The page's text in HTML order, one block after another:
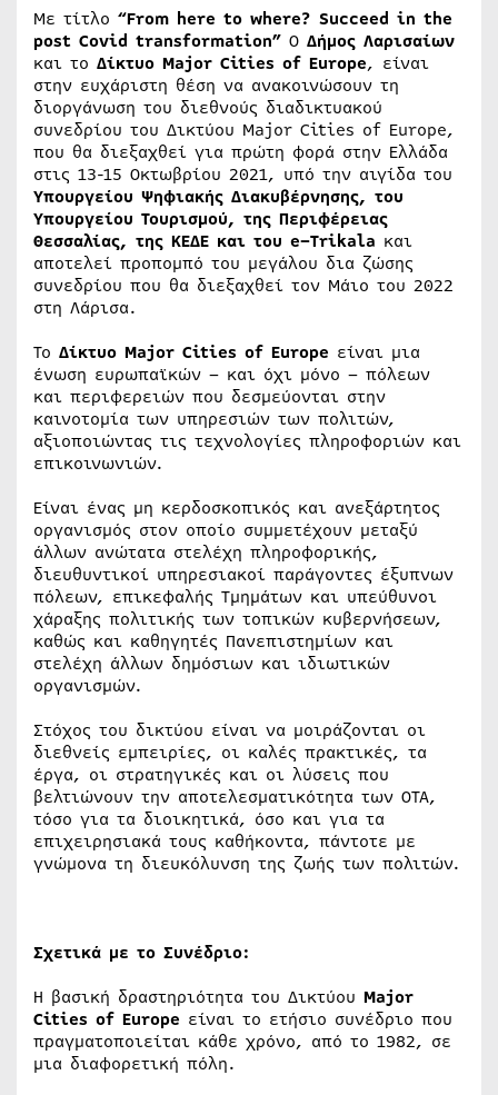
Με τίτλο “From here to where? Succeed in the
post Covid transformation” Ο Δήμος Λαρισαίων
και το Δίκτυο Major Cities of Europe, είναι
στην ευχάριστη θέση να ανακοινώσουν τη
διοργάνωση του διεθνούς διαδικτυακού
συνεδρίου του Δικτύου Major Cities of Europe,
που θα διεξαχθεί για πρώτη φορά στην Ελλάδα
στις 13-15 Οκτωβρίου 2021, υπό την αιγίδα του
Υπουργείου Ψηφιακής Διακυβέρνησης, του
Υπουργείου Τουρισμού, της Περιφέρειας
Θεσσαλίας, της ΚΕΔΕ και του e–Trikala και
αποτελεί προπομπό του μεγάλου δια ζώσης
συνεδρίου που θα διεξαχθεί τον Μάιο του 2022
στη Λάρισα.
Το Δίκτυο Major Cities of Europe είναι μια
ένωση ευρωπαϊκών – και όχι μόνο – πόλεων
και περιφερειών που δεσμεύονται στην
καινοτομία των υπηρεσιών των πολιτών,
αξιοποιώντας τις τεχνολογίες πληροφοριών και
επικοινωνιών.
Είναι ένας μη κερδοσκοπικός και ανεξάρτητος
οργανισμός στον οποίο συμμετέχουν μεταξύ
άλλων ανώτατα στελέχη πληροφορικής,
διευθυντικοί υπηρεσιακοί παράγοντες έξυπνων
πόλεων, επικεφαλής Τμημάτων και υπεύθυνοι
χάραξης πολιτικής των τοπικών κυβερνήσεων,
καθώς και καθηγητές Πανεπιστημίων και
στελέχη άλλων δημόσιων και ιδιωτικών
οργανισμών.
Στόχος του δικτύου είναι να μοιράζονται οι
διεθνείς εμπειρίες, οι καλές πρακτικές, τα
έργα, οι στρατηγικές και οι λύσεις που
βελτιώνουν την αποτελεσματικότητα των ΟΤΑ,
τόσο για τα διοικητικά, όσο και για τα
επιχειρησιακά τους καθήκοντα, πάντοτε με
γνώμονα τη διευκόλυνση της ζωής των πολιτών.
Σχετικά με το Συνέδριο:
Η βασική δραστηριότητα του Δικτύου Major
Cities of Europe είναι το ετήσιο συνέδριο που
πραγματοποιείται κάθε χρόνο, από το 1982, σε
μια διαφορετική πόλη.